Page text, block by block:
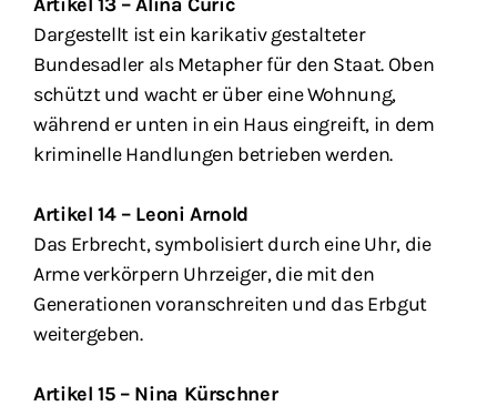
Dargestellt ist ein karikativ gestalteter
Bundesadler als Metapher für den Staat. Oben
schützt und wacht er über eine Wohnung,
während er unten in ein Haus eingreift, in dem
kriminelle Handlungen betrieben werden.
Artikel 14 – Leoni Arnold
Das Erbrecht, symbolisiert durch eine Uhr, die
Arme verkörpern Uhrzeiger, die mit den
Generationen voranschreiten und das Erbgut
weitergeben.
Artikel 15 – Nina Kürschner